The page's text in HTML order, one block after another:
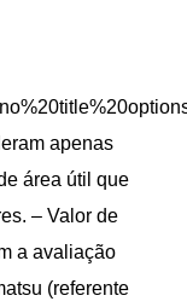
apenas
área útil que
– Valor de
a avaliação
(referente